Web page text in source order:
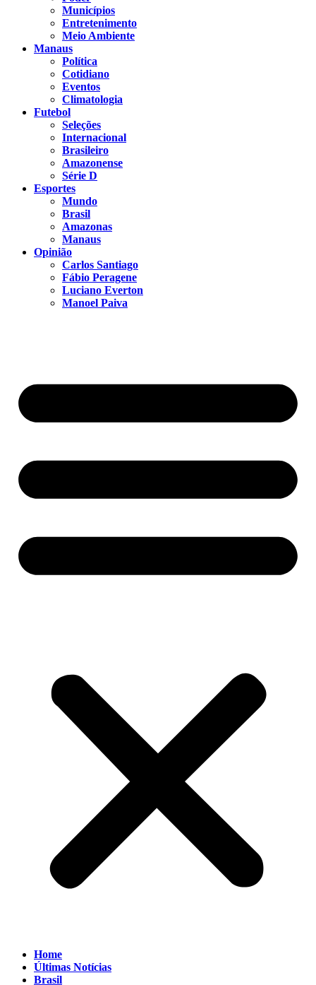
Municípios
Entretenimento
Meio Ambiente
Manaus
Política
Cotidiano
Eventos
Climatologia
Futebol
Seleções
Internacional
Brasileiro
Amazonense
Série D
Esportes
Mundo
Brasil
Amazonas
Manaus
Opinião
Carlos Santiago
Fábio Peragene
Luciano Everton
Manoel Paiva
Home
Últimas Notícias
Brasil